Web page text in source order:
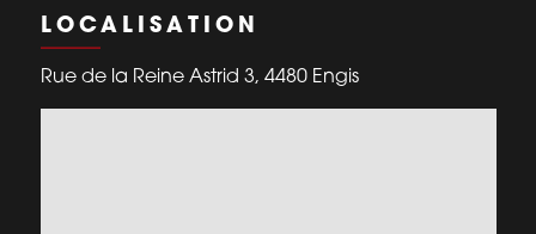
LOCALISATION
Rue de la Reine Astrid 3, 4480 Engis